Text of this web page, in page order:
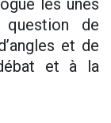
les unes
de
et de
et à la